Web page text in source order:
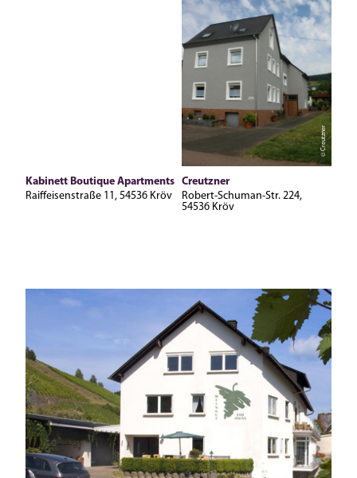
Kabinett Boutique Apartments
Raiffeisenstraße 11, 54536 Kröv
© Creutzner
Creutzner
Robert-Schuman-Str. 224,
54536 Kröv